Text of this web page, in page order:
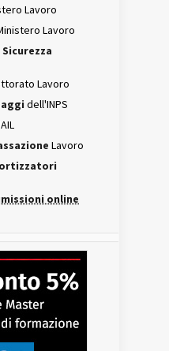
Lavoro
Lavoro
Sicurezza
Lavoro
dell'INPS
Lavoro
online